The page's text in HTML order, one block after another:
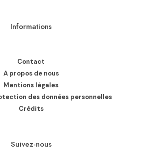
Informations
Contact
A propos de nous
Mentions légales
des données personnelles
Crédits
Suivez-nous